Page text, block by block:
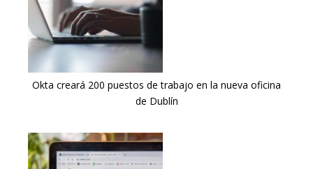
Okta creará 200 puestos de trabajo en la nueva oficina
de Dublín